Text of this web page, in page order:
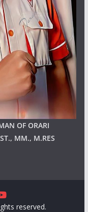
OF ORARI
MM., M.RES
reserved.